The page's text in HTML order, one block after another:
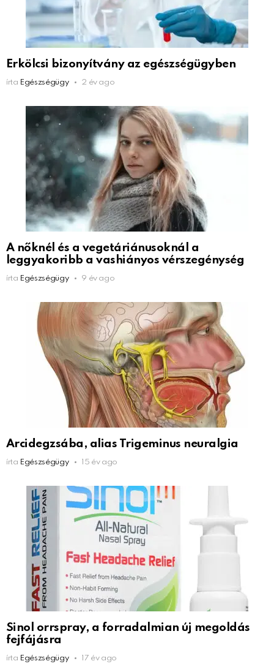
Erkölcsi bizonyítvány az egészségügyben
írta Egészségügy 2 év ago
A nőknél és a vegetáriánusoknál a
leggyakoribb a vashiányos vérszegénység
írta Egészségügy 9 év ago
Arcidegzsába, alias Trigeminus neuralgia
írta Egészségügy 15 év ago
Sinol orrspray, a forradalmian új megoldás
fejfájásra
írta Egészségügy 17 év ago